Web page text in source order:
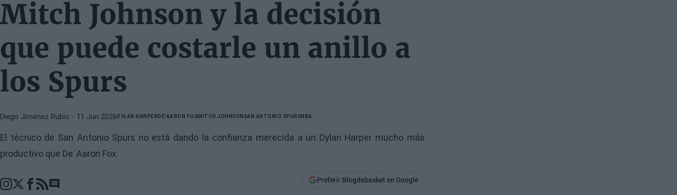
Mitch Johnson y la decisión
que puede costarle un anillo a
los Spurs
Diego Jiménez Rubio - 11 Jun 2026DYLAN HARPERDE'AARON FOXMITCH JOHNSON SAN ANTONIO SPURSNBA
El técnico de San Antonio Spurs no está dando la confianza merecida a un Dylan Harper mucho más
productivo que De´Aaron Fox.
Go to comments section
Preferir Blogdebasket en Google